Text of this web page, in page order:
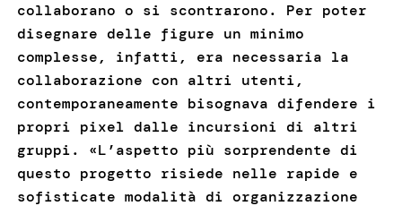
collaborano o si scontrarono. Per poter
disegnare delle figure un minimo
complesse, infatti, era necessaria la
collaborazione con altri utenti,
contemporaneamente bisognava difendere i
propri pixel dalle incursioni di altri
gruppi. «L’aspetto più sorprendente di
questo progetto risiede nelle rapide e
sofisticate modalità di organizzazione